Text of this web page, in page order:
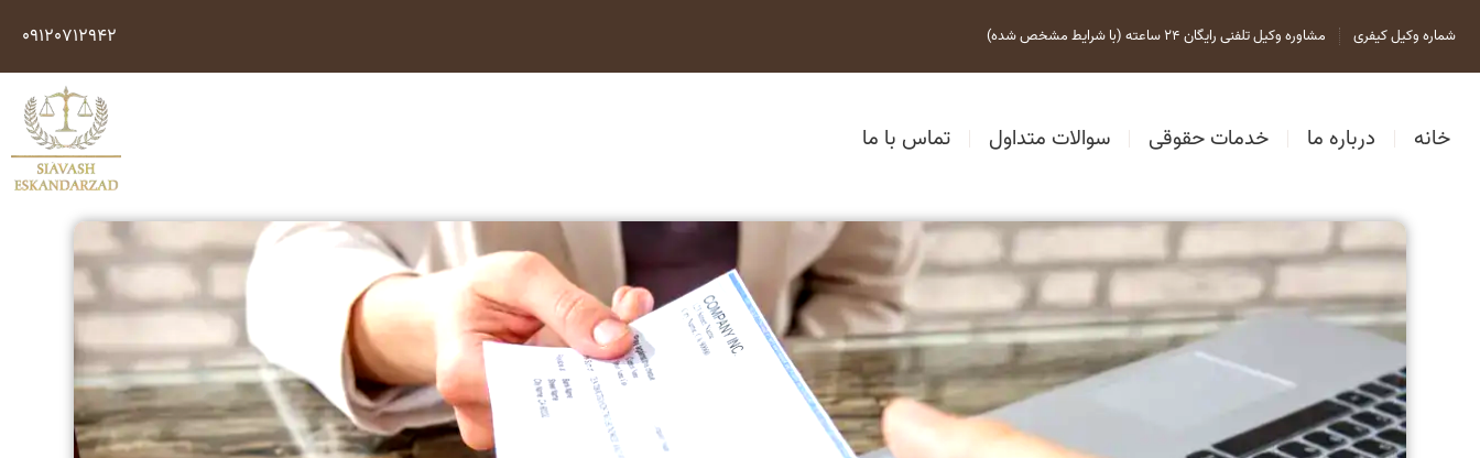
شماره وکیل کیفری مشاوره وکیل تلفنی رایگان 24 ساعته (با شرایط مشخص شده) 09120712942
خانه درباره ما خدمات حقوقی سوالات متداول تماس با ما